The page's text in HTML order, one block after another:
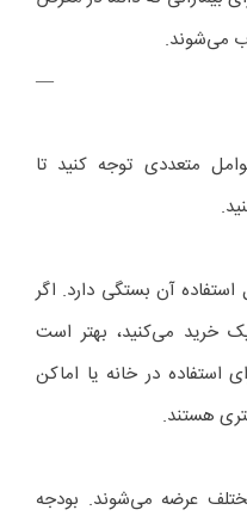
می‌شوند.
—
متعددی توجه کنید تا
آن بستگی دارد. اگر
خرید می‌کنید، بهتر است
استفاده در خانه یا اماکن
هستند.
عرضه می‌شوند. بودجه